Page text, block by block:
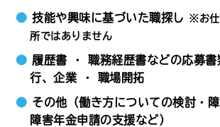
● 技能や興味に基づいた職探し
※お仕
所ではありません
● 履歴書 ・ 職務経歴書などの応募書
行、企業 ・ 職場開拓
● その他（働き方についての検討・
障害年金申請の支援など）